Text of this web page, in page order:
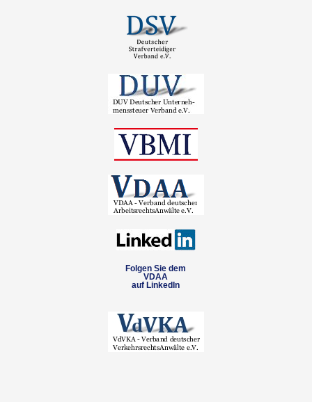
Folgen Sie dem
VDAA
auf LinkedIn